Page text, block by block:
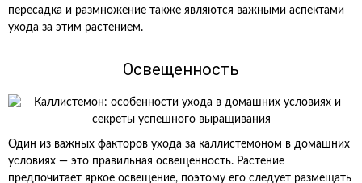
пересадка и размножение также являются важными аспектами
ухода за этим растением.
Освещенность
Один из важных факторов ухода за каллистемоном в домашних
условиях — это правильная освещенность. Растение
предпочитает яркое освещение, поэтому его следует размещать